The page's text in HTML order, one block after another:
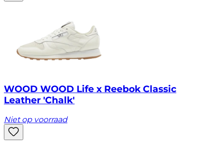
WOOD WOOD Life x Reebok Classic
Leather 'Chalk'
Niet op voorraad